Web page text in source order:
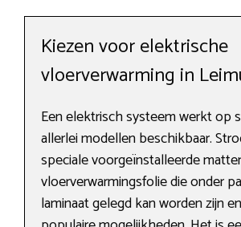
Kiezen voor elektrische
vloerverwarming in
Een elektrisch systeem werkt op
allerlei modellen beschikbaar.
speciale voorgeïnstalleerde
vloerverwarmingsfolie die onder
laminaat gelegd kan worden zijn